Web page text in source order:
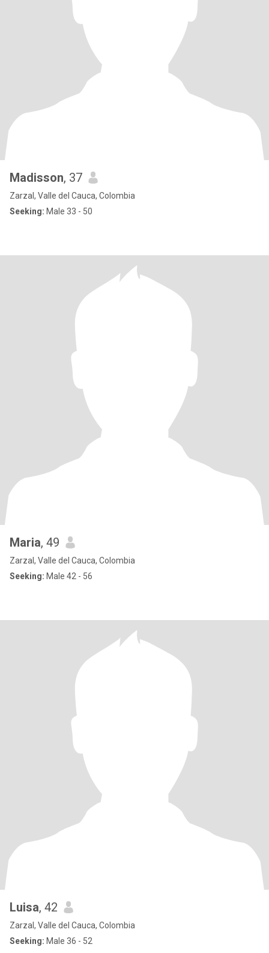
Madisson, 37
Zarzal, Valle del Cauca, Colombia
Seeking: Male 33 - 50
Maria, 49
Zarzal, Valle del Cauca, Colombia
Seeking: Male 42 - 56
Luisa, 42
Zarzal, Valle del Cauca, Colombia
Seeking: Male 36 - 52